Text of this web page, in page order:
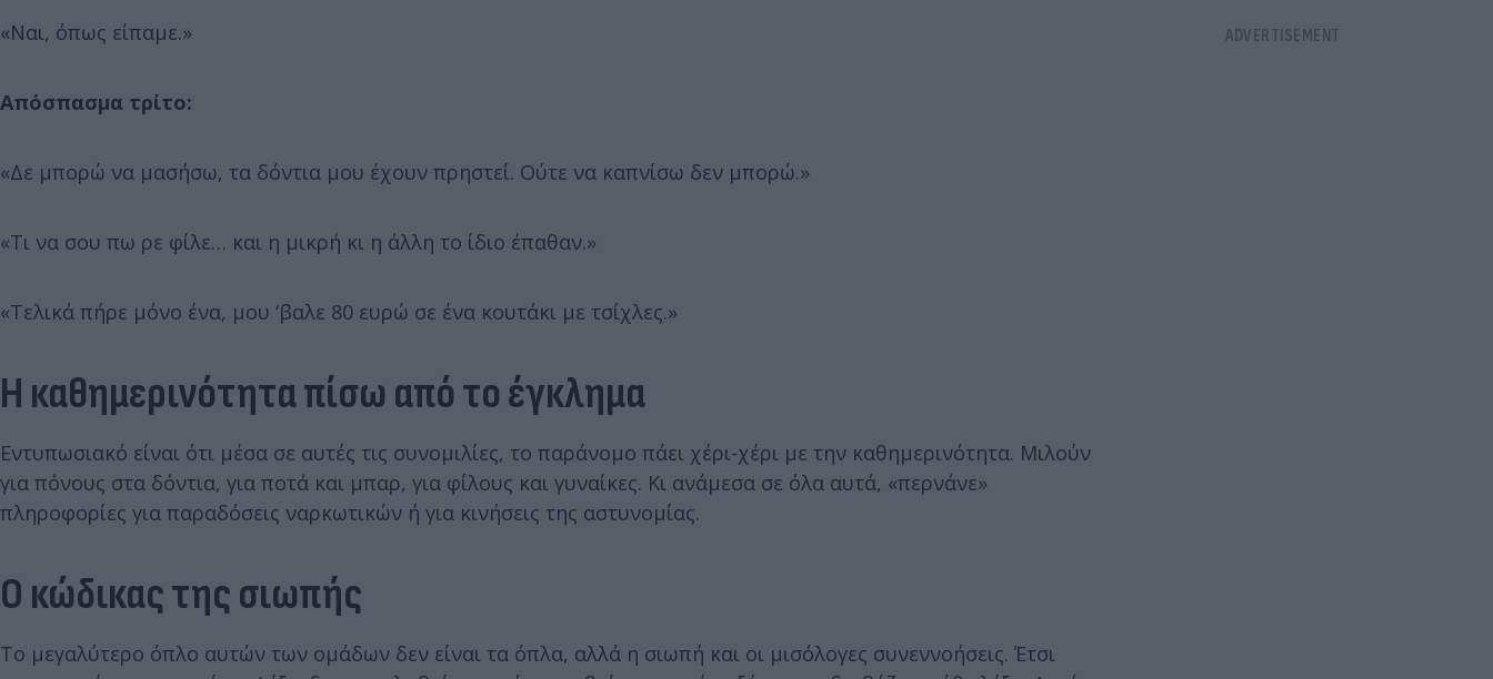
«Ναι, όπως είπαμε.»
Απόσπασμα τρίτο:
«Δε μπορώ να μασήσω, τα δόντια μου έχουν πρηστεί. Ούτε να καπνίσω δεν μπορώ.»
«Τι να σου πω ρε φίλε… και η μικρή κι η άλλη το ίδιο έπαθαν.»
«Τελικά πήρε μόνο ένα, μου ‘βαλε 80 ευρώ σε ένα κουτάκι με τσίχλες.»
Η καθημερινότητα πίσω από το έγκλημα
Εντυπωσιακό είναι ότι μέσα σε αυτές τις συνομιλίες, το παράνομο πάει χέρι-χέρι με την καθημερινότητα. Μιλούν
για πόνους στα δόντια, για ποτά και μπαρ, για φίλους και γυναίκες. Κι ανάμεσα σε όλα αυτά, «περνάνε»
πληροφορίες για παραδόσεις ναρκωτικών ή για κινήσεις της αστυνομίας.
Ο κώδικας της σιωπής
Το μεγαλύτερο όπλο αυτών των ομάδων δεν είναι τα όπλα, αλλά η σιωπή και οι μισόλογες συνεννοήσεις. Έτσι